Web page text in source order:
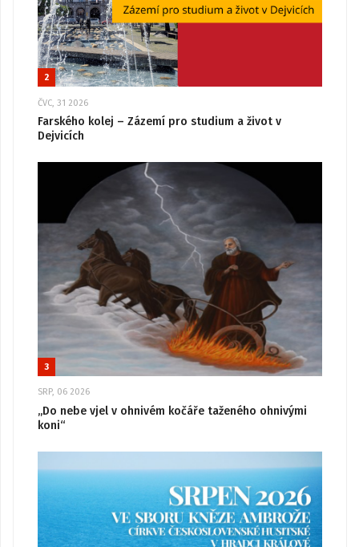
2
ČVC, 31 2026
Farského kolej – Zázemí pro studium a život v
Dejvicích
3
SRP, 06 2026
„Do nebe vjel v ohnivém kočáře taženého ohnivými
koni“